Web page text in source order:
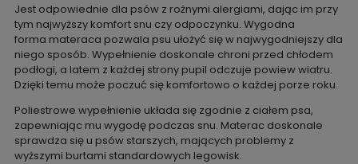
Jest odpowiednie dla psów z rożnymi alergiami, dając im przy
tym najwyższy komfort snu czy odpoczynku. Wygodna
forma materaca pozwala psu ułożyć się w najwygodniejszy dla
niego sposób. Wypełnienie doskonale chroni przed chłodem
podłogi, a latem z każdej strony pupil odczuje powiew wiatru.
Dzięki temu może poczuć się komfortowo o każdej porze roku.
Poliestrowe wypełnienie układa się zgodnie z ciałem psa,
zapewniając mu wygodę podczas snu. Materac doskonale
sprawdza się u psów starszych, mających problemy z
wyższymi burtami standardowych legowisk.